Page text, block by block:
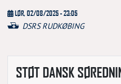
LØR, 02/08/2025 - 23:05
DSRS RUDKØBING
STØT DANSK